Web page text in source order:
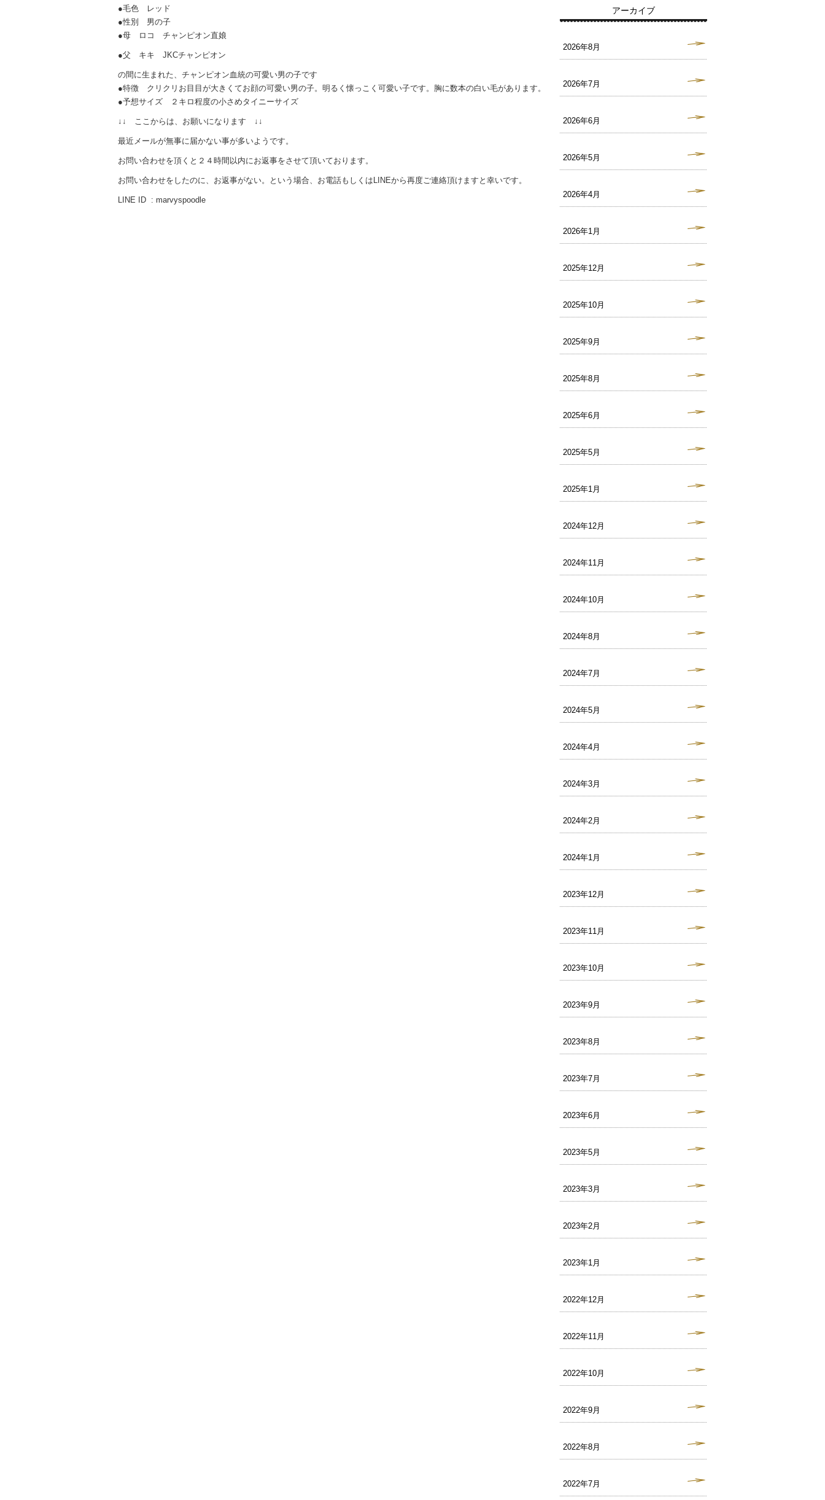
●毛色 レッド
●性別 男の子
●母 ロコ チャンピオン直娘
●父 キキ JKCチャンピオン
の間に生まれた、チャンピオン血統の可愛い男の子です
●特徴 クリクリお目目が大きくてお顔の可愛い男の子。明るく懐っこく可愛い子です。胸に数本の白い毛があります。
●予想サイズ ２キロ程度の小さめタイニーサイズ
↓↓ ここからは、お願いになります ↓↓
最近メールが無事に届かない事が多いようです。
お問い合わせを頂くと２４時間以内にお返事をさせて頂いております。
お問い合わせをしたのに、お返事がない。という場合、お電話もしくはLINEから再度ご連絡頂けますと幸いです。
LINE ID : marvyspoodle
アーカイブ
2026年8月
2026年7月
2026年6月
2026年5月
2026年4月
2026年1月
2025年12月
2025年10月
2025年9月
2025年8月
2025年6月
2025年5月
2025年1月
2024年12月
2024年11月
2024年10月
2024年8月
2024年7月
2024年5月
2024年4月
2024年3月
2024年2月
2024年1月
2023年12月
2023年11月
2023年10月
2023年9月
2023年8月
2023年7月
2023年6月
2023年5月
2023年3月
2023年2月
2023年1月
2022年12月
2022年11月
2022年10月
2022年9月
2022年8月
2022年7月